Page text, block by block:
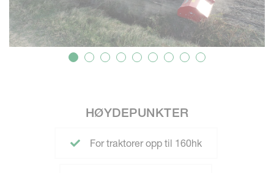
HØYDEPUNKTER
For traktorer opp til 160hk